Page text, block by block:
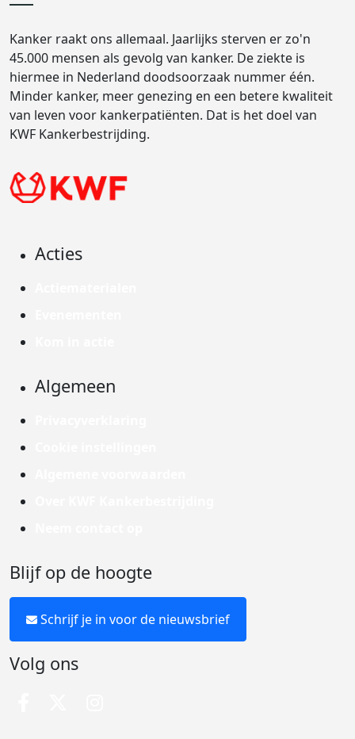
Kanker raakt ons allemaal. Jaarlijks sterven er zo'n
45.000 mensen als gevolg van kanker. De ziekte is
hiermee in Nederland doodsoorzaak nummer één.
Minder kanker, meer genezing en een betere kwaliteit
van leven voor kankerpatiënten. Dat is het doel van
KWF Kankerbestrijding.
Acties
Algemeen
Blijf op de hoogte
Schrijf je in voor de nieuwsbrief
Volg ons